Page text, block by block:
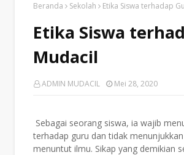
Beranda Sekolah Etika Siswa terhadap
Etika Siswa
Mudacil
ADMIN MUDACIL Mei 28, 2020
Sebagai seorang siswa, ia wajib
terhadap guru dan tidak
menuntut ilmu. Sikap yang demikian